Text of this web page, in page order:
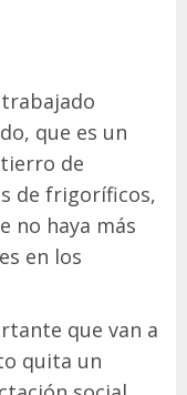
que es un
de
de frigoríficos,
no haya más
en los
que van a
quita un